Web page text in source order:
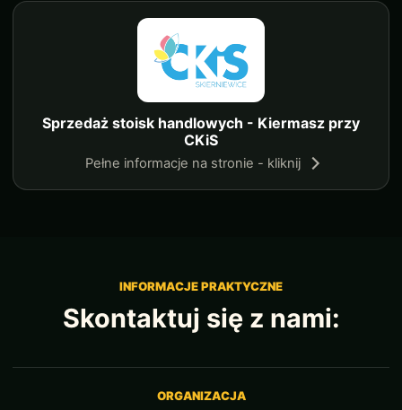
Sprzedaż stoisk handlowych - Kiermasz przy
CKiS
Pełne informacje na stronie - kliknij
INFORMACJE PRAKTYCZNE
Skontaktuj się z nami:
ORGANIZACJA